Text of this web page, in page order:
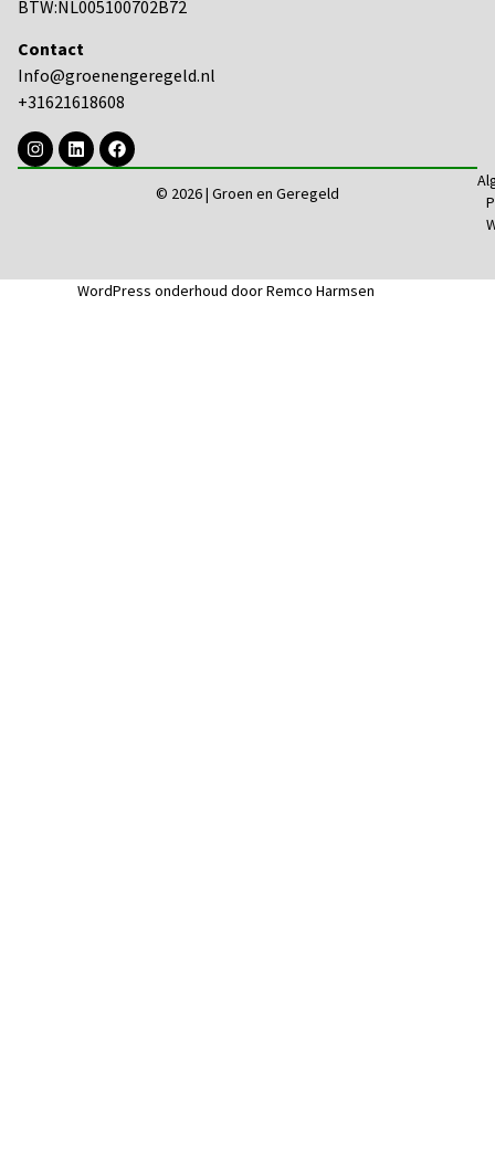
BTW:NL005100702B72
Contact
Info@groenengeregeld.nl
+31621618608
© 2026 | Groen en Geregeld
WordPress onderhoud door Remco Harmsen